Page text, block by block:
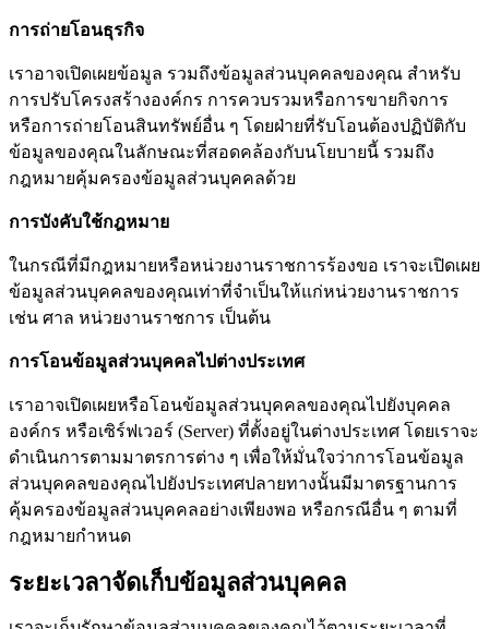
การถ่ายโอนธุรกิจ
เราอาจเปิดเผยข้อมูล รวมถึงข้อมูลส่วนบุคคลของคุณ สำหรับ
การปรับโครงสร้างองค์กร การควบรวมหรือการขายกิจการ
หรือการถ่ายโอนสินทรัพย์อื่น ๆ โดยฝ่ายที่รับโอนต้องปฏิบัติกับ
ข้อมูลของคุณในลักษณะที่สอดคล้องกับนโยบายนี้ รวมถึง
กฎหมายคุ้มครองข้อมูลส่วนบุคคลด้วย
การบังคับใช้กฎหมาย
ในกรณีที่มีกฎหมายหรือหน่วยงานราชการร้องขอ เราจะเปิดเผย
ข้อมูลส่วนบุคคลของคุณเท่าที่จำเป็นให้แก่หน่วยงานราชการ
เช่น ศาล หน่วยงานราชการ เป็นต้น
การโอนข้อมูลส่วนบุคคลไปต่างประเทศ
เราอาจเปิดเผยหรือโอนข้อมูลส่วนบุคคลของคุณไปยังบุคคล
องค์กร หรือเซิร์ฟเวอร์ (Server) ที่ตั้งอยู่ในต่างประเทศ โดยเราจะ
ดำเนินการตามมาตรการต่าง ๆ เพื่อให้มั่นใจว่าการโอนข้อมูล
ส่วนบุคคลของคุณไปยังประเทศปลายทางนั้นมีมาตรฐานการ
คุ้มครองข้อมูลส่วนบุคคลอย่างเพียงพอ หรือกรณีอื่น ๆ ตามที่
กฎหมายกำหนด
ระยะเวลาจัดเก็บข้อมูลส่วนบุคคล